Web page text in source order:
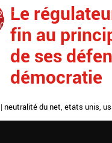
Le
fin au
de ses
démocratie
| neutralité du net, etats unis,